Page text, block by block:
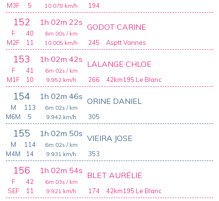
194
10.078 km/h
M3F
5
152 1h 02m 22s
245
GODOT CARINE
6m 00s / km
10.005 km/h
F
40
M2F
11 Asptt Vannes
153 1h 02m 42s
266
LALANGE CHLOE
6m 02s / km
9.952 km/h
F
41
M1F
10 42km195 Le Blanc
154 1h 02m 46s
305
ORINE DANIEL
6m 02s / km
9.942 km/h
M
113
M6M
5
155 1h 02m 50s
353
VIEIRA JOSE
6m 02s / km
9.931 km/h
M
114
M4M
14
156 1h 02m 54s
174
BLET AURÉLIE
6m 03s / km
9.921 km/h
F
42
SEF
11 42km195 Le Blanc